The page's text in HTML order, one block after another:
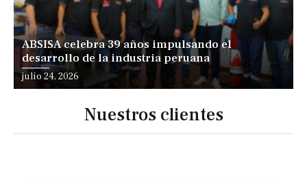
ABSISA celebra 39 años impulsando el
desarrollo de la industria peruana
julio 24, 2026
Nuestros clientes